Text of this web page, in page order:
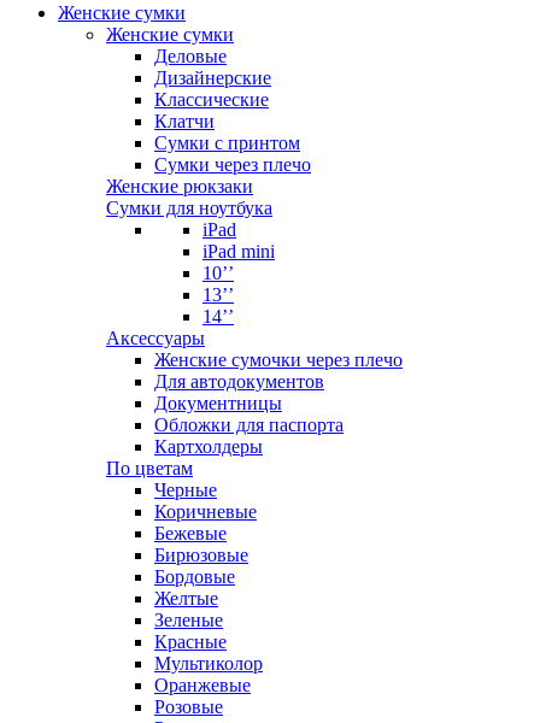
Женские сумки
Женские сумки
Деловые
Дизайнерские
Классические
Клатчи
Сумки с принтом
Сумки через плечо
Женские рюкзаки
Сумки для ноутбука
iPad
iPad mini
10’’
13’’
14’’
Аксессуары
Женские сумочки через плечо
Для автодокументов
Документницы
Обложки для паспорта
Картхолдеры
По цветам
Черные
Коричневые
Бежевые
Бирюзовые
Бордовые
Желтые
Зеленые
Красные
Мультиколор
Оранжевые
Розовые